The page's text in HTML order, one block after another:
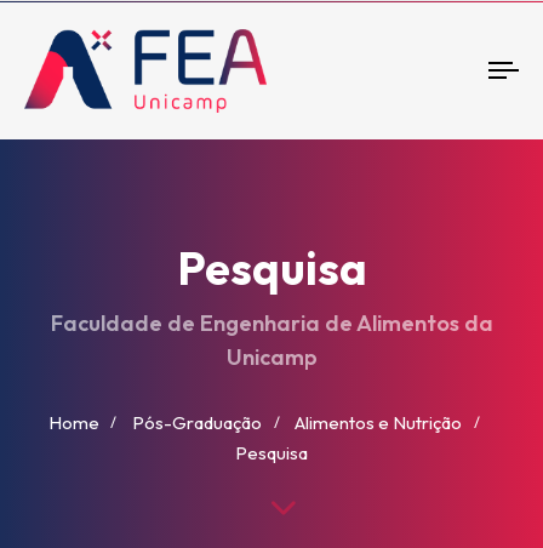
Pesquisa
Faculdade de Engenharia de Alimentos da
Unicamp
Home Pós-Graduação
Alimentos e Nutrição
Pesquisa